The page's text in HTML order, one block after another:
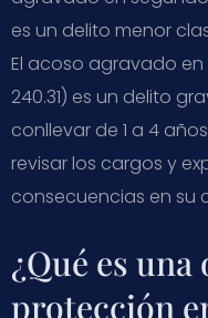
es un delito menor
El acoso agravado en
240.31) es un delito
conllevar de 1 a 4
revisar los cargos y
consecuencias en su
¿Qué es una
protección